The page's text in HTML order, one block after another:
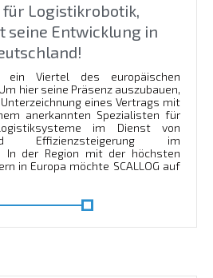
für Logistikrobotik,
seine Entwicklung in
ein Viertel des europäischen
hier seine Präsenz auszubauen,
Unterzeichnung eines Vertrags mit
anerkannten Spezialisten für
im Dienst von
Effizienzsteigerung im
In der Region mit der höchsten
in Europa möchte SCALLOG auf